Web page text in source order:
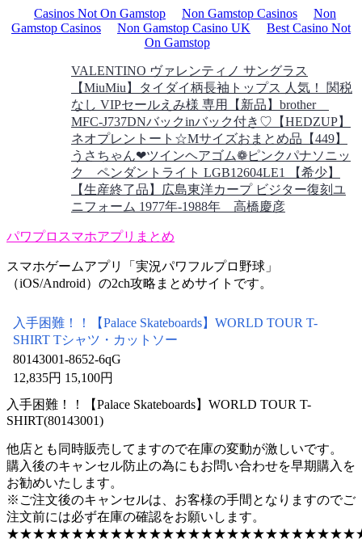
Casinos Not On Gamstop Non Gamstop Casinos
Non
Gamstop Casinos
Non Gamstop Casino UK
Best Casino Not
On Gamstop
VALENTINO ヴァレンティノ サングラス
【MiuMiu】タイダイ柄長袖トップス 人気！ 関税
なし VIPセールえみ様 専用
【新品】brother
MFC-J737DNバックinバック付き♡【HEDZUP】
ネオプレントート☆Mサイズおまとめ品【449】
うさちゃん❤ツインヘアゴム❁︎ピンクパナソニッ
ク ペンダントライト LGB12604LE1 【希少】
【生産終了品】
広島東洋カープ ビジター復刻ユ
ニフォーム 1977年-1988年 高橋慶彦
パワプロスマホアプリまとめ
スマホゲームアプリ「実況パワフルプロ野球」
（iOS/Android）の2ch攻略まとめサイトです。
入手困難！！【Palace Skateboards】WORLD TOUR T-
SHIRT Tシャツ・カットソー
80143001-8652-6qG
12,835円 15,100円
入手困難！！【Palace Skateboards】WORLD TOUR T-
SHIRT(80143001)
他店とも同時販売してますので在庫の変動が激しいです。
購入後のキャンセル防止の為にもお問い合わせを早期購入を
お勧めいたします。
※ご注文後のキャンセルは、お客様の手間となりますのでご
注文前には必ず在庫の確認をお願いします。